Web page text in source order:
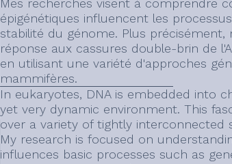
épigénétiques influencent les
stabilité du génome. Plus
réponse aux cassures double-brin de
en utilisant une variété d'approches
mammifères.
In eukaryotes, DNA is embedded into
yet very dynamic environment. This
over a variety of tightly interconnected
My research is focused on
influences basic processes such as